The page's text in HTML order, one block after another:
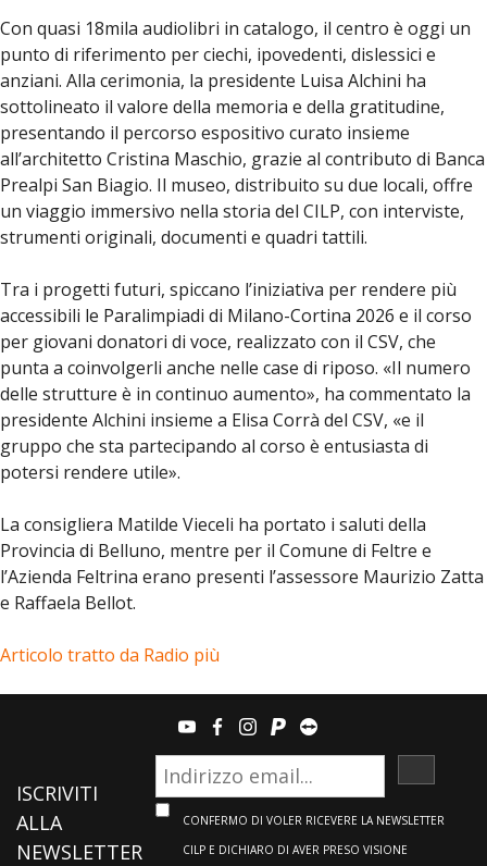
Con quasi 18mila audiolibri in catalogo, il centro è oggi un
punto di riferimento per ciechi, ipovedenti, dislessici e
anziani. Alla cerimonia, la presidente Luisa Alchini ha
sottolineato il valore della memoria e della gratitudine,
presentando il percorso espositivo curato insieme
all’architetto Cristina Maschio, grazie al contributo di Banca
Prealpi San Biagio. Il museo, distribuito su due locali, offre
un viaggio immersivo nella storia del CILP, con interviste,
strumenti originali, documenti e quadri tattili.
Tra i progetti futuri, spiccano l’iniziativa per rendere più
accessibili le Paralimpiadi di Milano-Cortina 2026 e il corso
per giovani donatori di voce, realizzato con il CSV, che
punta a coinvolgerli anche nelle case di riposo. «Il numero
delle strutture è in continuo aumento», ha commentato la
presidente Alchini insieme a Elisa Corrà del CSV, «e il
gruppo che sta partecipando al corso è entusiasta di
potersi rendere utile».
La consigliera Matilde Vieceli ha portato i saluti della
Provincia di Belluno, mentre per il Comune di Feltre e
l’Azienda Feltrina erano presenti l’assessore Maurizio Zatta
e Raffaela Bellot.
Articolo tratto da Radio più
youtubefacebook
instagram
paypalteamviewer
ISCRIVITI
ALLA
NEWSLETTER
CONFERMO DI VOLER RICEVERE LA NEWSLETTER
CILP E DICHIARO DI AVER PRESO VISIONE